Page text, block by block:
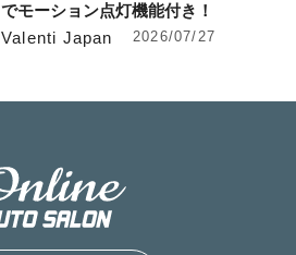
でモーション点灯機能付き！
Valenti Japan
2026/07/27